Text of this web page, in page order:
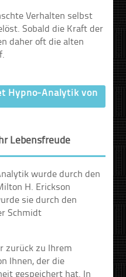
Verhalten selbst
Sobald die Kraft der
daher oft die alten
Hypno-Analytik von
Lebensfreude
wurde durch den
H. Erickson
sie durch den
Schmidt
zurück zu Ihrem
Ihnen, der die
gespeichert hat. In